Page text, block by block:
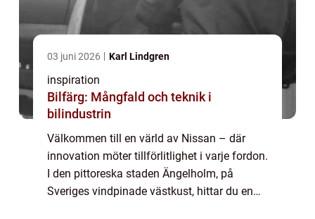
03 juni 2026 Karl Lindgren
inspiration
Bilfärg: Mångfald och teknik i
bilindustrin
Välkommen till en värld av Nissan – där
innovation möter tillförlitlighet i varje fordon.
I den pittoreska staden Ängelholm, på
Sveriges vindpinade västkust, hittar du en